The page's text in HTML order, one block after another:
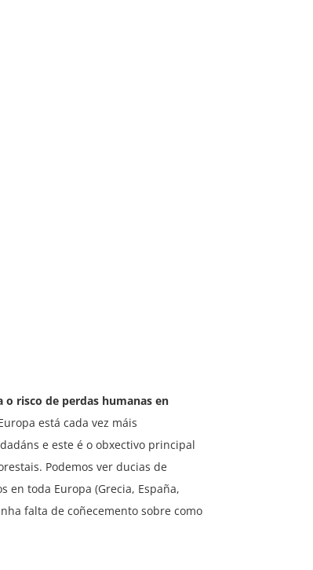
risco de perdas humanas en
está cada vez máis
e este é o obxectivo principal
Podemos ver ducias de
en toda Europa (Grecia, España,
falta de coñecemento sobre como